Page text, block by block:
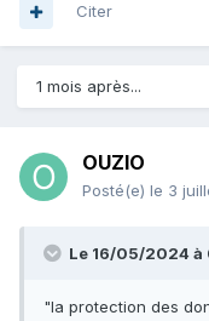
Citer
1 mois après...
OUZIO
Posté(e) le 3
Le 16/05/2024 à
"la protection des